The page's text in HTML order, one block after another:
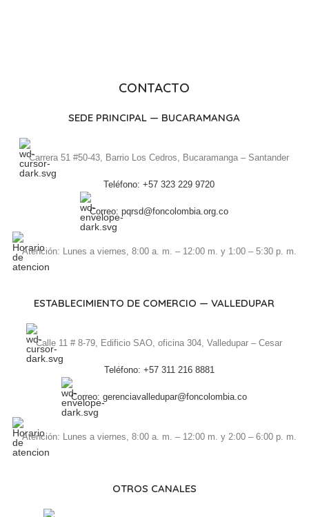
CONTACTO
SEDE PRINCIPAL — BUCARAMANGA
Carrera 51 #50-43, Barrio Los Cedros, Bucaramanga – Santander
Teléfono: +57 323 229 9720
Correo: pqrsd@foncolombia.org.co
Atención: Lunes a viernes, 8:00 a. m. – 12:00 m. y 1:00 – 5:30 p. m.
ESTABLECIMIENTO DE COMERCIO — VALLEDUPAR
Calle 11 # 8-79, Edificio SAO, oficina 304, Valledupar – Cesar
Teléfono: +57 311 216 8881
Correo: gerenciavalledupar@foncolombia.co
Atención: Lunes a viernes, 8:00 a. m. – 12:00 m. y 2:00 – 6:00 p. m.
OTROS CANALES